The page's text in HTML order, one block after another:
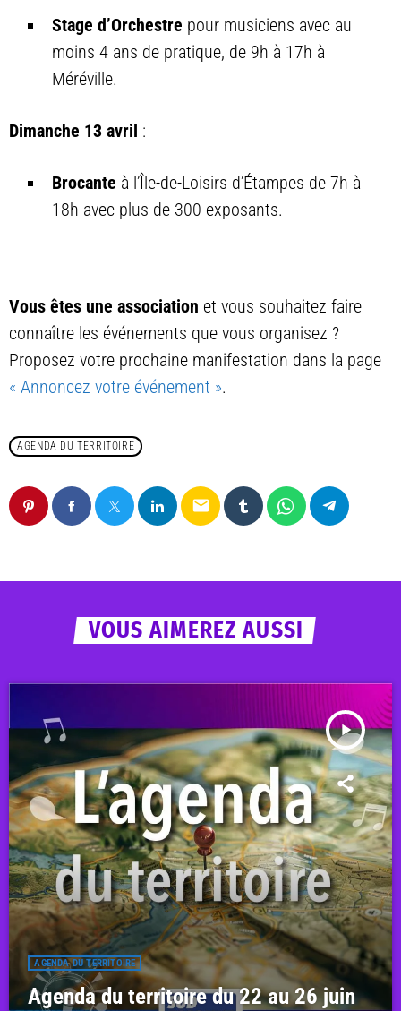
Stage d’Orchestre pour musiciens avec au
moins 4 ans de pratique, de 9h à 17h à
Méréville.
Dimanche 13 avril :
Brocante à l’Île-de-Loisirs d’Étampes de 7h à
18h avec plus de 300 exposants.
Vous êtes une association et vous souhaitez faire
connaître les événements que vous organisez ?
Proposez votre prochaine manifestation dans la page
« Annoncez votre événement ».
AGENDA DU TERRITOIRE
email
VOUS AIMEREZ AUSSI
play_arrow
AGENDA DU TERRITOIRE
Agenda du territoire du 22 au 26 juin